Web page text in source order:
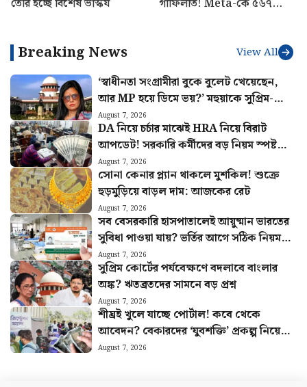
তৈরি হচ্ছে বিশেষ ভাস্কর্য
গাফিলতি! Meta-কে ৫৬৭
Breaking News View All
‘স্বাধীনতা সংগ্রামীরা বুকে বুলেট খেয়েছেন,
আর MP হয়ে ডিমে ভয়?’ মহুয়াকে সুপ্রিম-
ভর্ৎসনা
August 7, 2026
DA নিয়ে চর্চার মাঝেই HRA নিয়ে বিরাট
আপডেট! সরকারি কর্মীদের বড় নিয়ম স্পষ্ট
করল কেন্দ্র
August 7, 2026
সোনা কেনার প্ল্যান থাকলে মুশকিল! শুক্রে
হুড়মুড়িয়ে বাড়ল দাম: আজকের রেট
August 7, 2026
সব বেসরকারি হাসপাতালেই আয়ুষ্মান ভারতের
সুবিধা পাওয়া যায়? ভর্তির আগে সঠিক নিয়ম
জানুন
August 7, 2026
সুপ্রিম কোর্টের পর্যবেক্ষণে বদলাবে বাংলার
অঙ্ক? ঋতব্রতদের সামনে বড় প্রশ্ন
August 7, 2026
শীঘ্রই খুলে যাচ্ছে পোর্টাল! কবে থেকে
আবেদন? বেকারদের ‘যুবশক্তি’ প্রকল্প নিয়ে
নয়া আপডেট
August 7, 2026